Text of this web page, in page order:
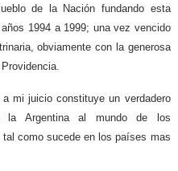
de la Nación fundando esta
1994 a 1999; una vez vencido
obviamente con la generosa
mi juicio constituye un verdadero
la Argentina al mundo de los
como sucede en los países mas